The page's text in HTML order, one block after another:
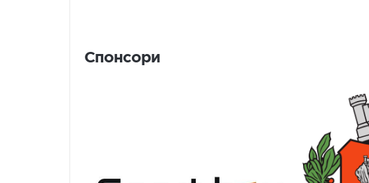
Спонсори